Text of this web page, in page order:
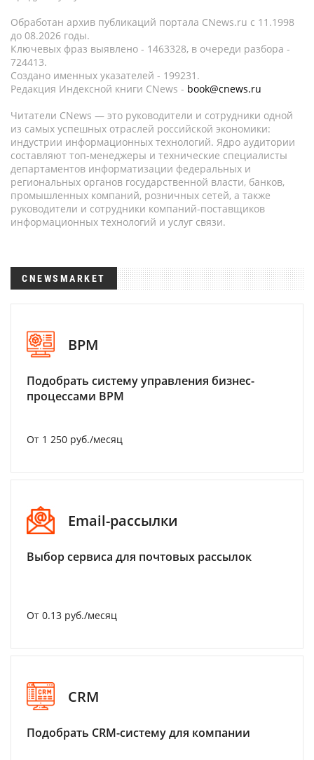
Обработан архив публикаций портала CNews.ru c 11.1998
до 08.2026 годы.
Ключевых фраз выявлено - 1463328, в очереди разбора -
724413.
Создано именных указателей - 199231.
Редакция Индексной книги CNews - book@cnews.ru
Читатели CNews — это руководители и сотрудники одной
из самых успешных отраслей российской экономики:
индустрии информационных технологий. Ядро аудитории
составляют топ-менеджеры и технические специалисты
департаментов информатизации федеральных и
региональных органов государственной власти, банков,
промышленных компаний, розничных сетей, а также
руководители и сотрудники компаний-поставщиков
информационных технологий и услуг связи.
CNEWSMARKET
BPM
Подобрать систему управления бизнес-
процессами BPM
От 1 250 руб./месяц
Email-рассылки
Выбор сервиса для почтовых рассылок
От 0.13 руб./месяц
CRM
Подобрать CRM-систему для компании